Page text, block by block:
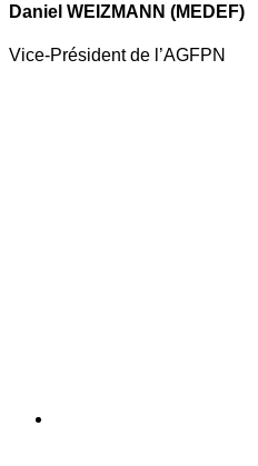
Daniel WEIZMANN (MEDEF)
Vice-Président de l’AGFPN